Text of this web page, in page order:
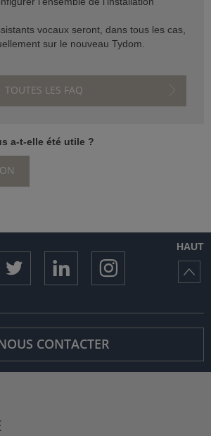
vocaux seront, dans tous les cas,
sur le nouveau Tydom.
TOUTES LES FAQ
a-t-elle été utile ?
HAUT
CONTACTER